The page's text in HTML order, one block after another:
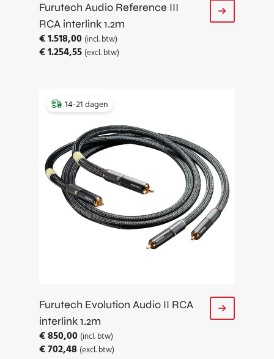
Furutech Audio Reference III
RCA interlink 1.2m
€1.518,00 (incl. btw)
€1.254,55 (excl. btw)
14-21 dagen
Furutech Evolution Audio II RCA
interlink 1.2m
€850,00 (incl. btw)
€702,48 (excl. btw)